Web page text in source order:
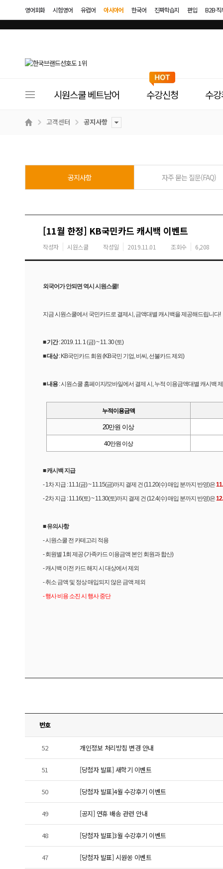
영어회화 시험영어 유럽어 아시아어 한국어 진짜학습지 편입 B2B·
이
메
시원스쿨 베트남어 수강신청 수
고객센터 공지사항
공지사항 자주 묻는 질문(FAQ)
[11월 한정] KB국민카드 캐시백 이벤트
작성자 시원스쿨 작성일 2019.11.01 조회수 6,208
외국어가 안되면 역시 시원스쿨!
지금 시원스쿨에서 국민카드로 결제시, 금액대별 캐시백을 제공해드립니다!
■ 기간: 2019. 11. 1 (금) ~ 11. 30 (토)
■ 대상: KB국민카드 회원 (KB국민 기업, 비씨, 선불카드 제외)
■ 내용: 시원스쿨 홈페이지/모바일에서 결제 시, 누적 이용금액대별 캐시백
누적이용금액
20만원 이상
40만원 이상
■ 캐시백 지급
- 1차 지급 : 11.1(금) ~ 11.15(금)까지 결제 건 (11.20(수) 매입 분까지 반영)은
- 2차 지급 : 11.16(토) ~ 11.30(토)까지 결제 건 (12.4(수) 매입 분까지 반영)은
■ 유의사항
- 시원스쿨 전 카테고리 적용
- 회원별 1회 제공 (가족카드 이용금액 본인 회원과 합산)
- 캐시백 이전 카드 해지 시 대상에서 제외
- 취소 금액 및 정상 매입되지 않은 금액 제외
- 행사 비용 소진 시 행사 중단
번호
52 개인정보 처리방침 변경 안내
51 [당첨자 발표] 새학기 이벤트
50 [당첨자 발표]4월 수강후기 이벤트
49 [공지] 연휴 배송 관련 안내
48 [당첨자 발표]3월 수강후기 이벤트
47 [당첨자 발표] 시원쏭 이벤트